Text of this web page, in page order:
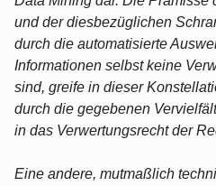
und der diesbezüglichen
durch die automatisierte
Informationen selbst keine
sind, greife in dieser
durch die gegebenen
in das Verwertungsrecht der
Eine andere, mutmaßlich